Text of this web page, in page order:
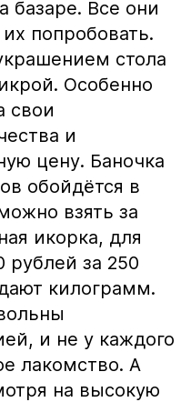
базаре. Все они
попробовать.
стола
Особенно
свои
и
цену. Баночка
обойдётся в
взять за
икорка, для
рублей за 250
килограмм.
и не у каждого
лакомство. А
на высокую